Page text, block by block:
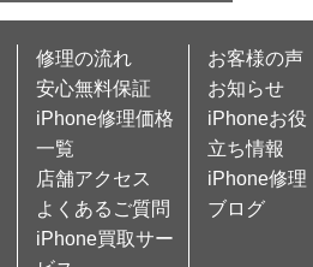
修理の流れ
安心無料保証
iPhone修理価格
一覧
店舗アクセス
よくあるご質問
iPhone買取サー
お客様の声
お知らせ
iPhoneお役
立ち情報
iPhone修理
ブログ